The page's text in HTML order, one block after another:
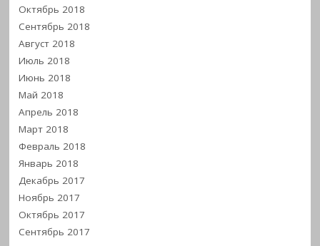
Октябрь 2018
Сентябрь 2018
Август 2018
Июль 2018
Июнь 2018
Май 2018
Апрель 2018
Март 2018
Февраль 2018
Январь 2018
Декабрь 2017
Ноябрь 2017
Октябрь 2017
Сентябрь 2017